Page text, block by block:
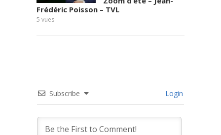
Frédéric Poisson – TVL
5 vues
Subscribe Login